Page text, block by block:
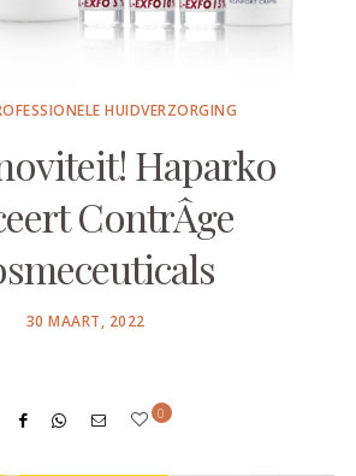
HUIDVERZORGING
Haparko
ContrÂge
POSTED
30 MAART, 2022
0